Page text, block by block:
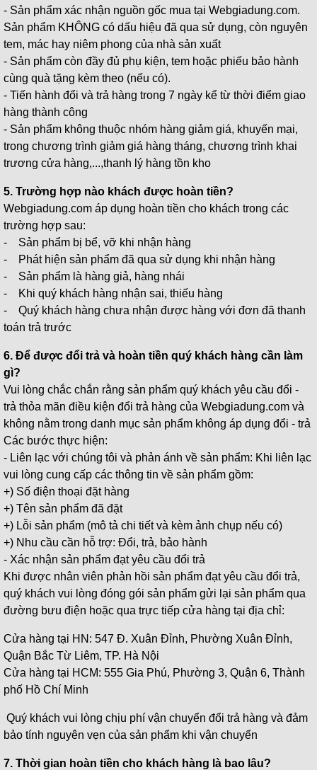
- Sản phẩm xác nhận nguồn gốc mua tại Webgiadung.com.
Sản phẩm KHÔNG có dấu hiệu đã qua sử dụng, còn nguyên
tem, mác hay niêm phong của nhà sản xuất
- Sản phẩm còn đầy đủ phụ kiện, tem hoặc phiếu bảo hành
cùng quà tặng kèm theo (nếu có).
- Tiến hành đổi và trả hàng trong 7 ngày kể từ thời điểm giao
hàng thành công
- Sản phẩm không thuộc nhóm hàng giảm giá, khuyến mại,
trong chương trình giảm giá hàng tháng, chương trình khai
trương cửa hàng,...,thanh lý hàng tồn kho
5. Trường hợp nào khách được hoàn tiền?
Webgiadung.com áp dụng hoàn tiền cho khách trong các
trường hợp sau:
- Sản phẩm bị bể, vỡ khi nhận hàng
- Phát hiện sản phẩm đã qua sử dụng khi nhận hàng
- Sản phẩm là hàng giả, hàng nhái
- Khi quý khách hàng nhận sai, thiếu hàng
- Quý khách hàng chưa nhận được hàng với đơn đã thanh
toán trả trước
6. Để được đổi trả và hoàn tiền quý khách hàng cần làm
gì?
Vui lòng chắc chắn rằng sản phẩm quý khách yêu cầu đổi -
trả thỏa mãn điều kiện đổi trả hàng của Webgiadung.com và
không nằm trong danh mục sản phẩm không áp dụng đổi - trả
Các bước thực hiện:
- Liên lạc với chúng tôi và phản ánh về sản phẩm: Khi liên lạc
vui lòng cung cấp các thông tin về sản phẩm gồm:
+) Số điện thoại đặt hàng
+) Tên sản phẩm đã đặt
+) Lỗi sản phẩm (mô tả chi tiết và kèm ảnh chụp nếu có)
+) Nhu cầu cần hỗ trợ: Đổi, trả, bảo hành
- Xác nhận sản phẩm đạt yêu cầu đổi trả
Khi được nhân viên phản hồi sản phẩm đạt yêu cầu đổi trả,
quý khách vui lòng đóng gói sản phẩm gửi lại sản phẩm qua
đường bưu điện hoặc qua trực tiếp cửa hàng tại địa chỉ:
Cửa hàng tại HN: 547 Đ. Xuân Đỉnh, Phường Xuân Đỉnh,
Quận Bắc Từ Liêm, TP. Hà Nội
Cửa hàng tại HCM: 555 Gia Phú, Phường 3, Quận 6, Thành
phố Hồ Chí Minh
Quý khách vui lòng chịu phí vận chuyển đổi trả hàng và đảm
bảo tính nguyên vẹn của sản phẩm khi vận chuyển
7. Thời gian hoàn tiền cho khách hàng là bao lâu?